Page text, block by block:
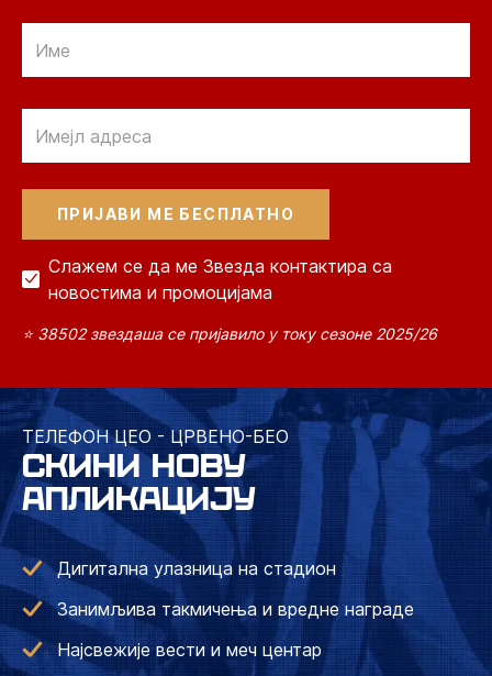
Слажем се да ме Звезда контактира са
новостима и промоцијама
⭐ 38502 звездаша се пријавило у току сезоне 2025/26
ТЕЛЕФОН ЦЕО - ЦРВЕНО-БЕО
СКИНИ НОВУ
АПЛИКАЦИЈУ
Дигитална улазница на стадион
Занимљива такмичења и вредне награде
Најсвежије вести и меч центар